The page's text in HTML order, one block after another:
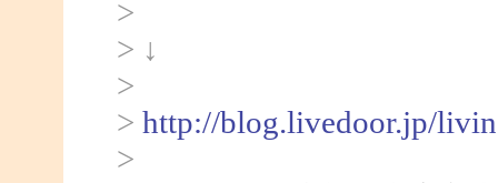
>
> ↓
>
> http://blog.livedoor.jp/
>